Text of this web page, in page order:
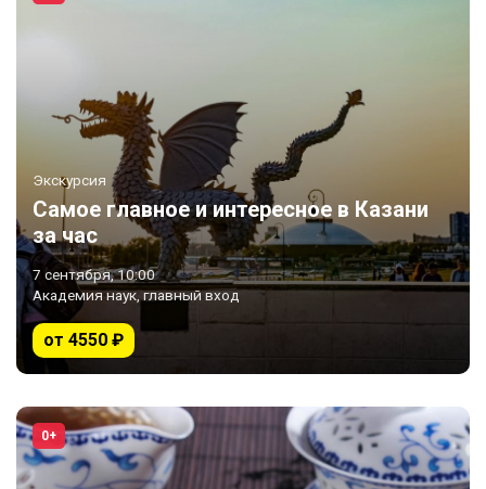
Экскурсия
Самое главное и интересное в Казани
за час
7 сентября, 10:00
Академия наук, главный вход
от 4550 ₽
0+